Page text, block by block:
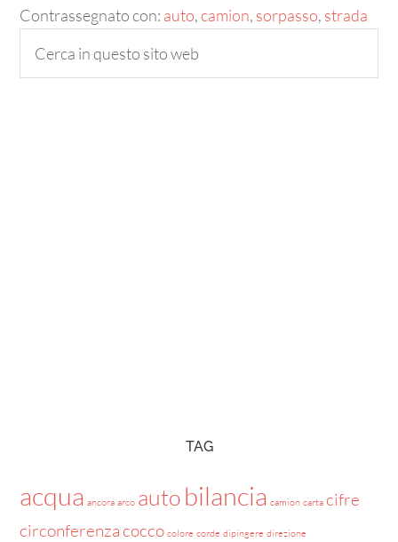
Contrassegnato con: auto,camion, sorpasso, strada
TAG
acqua ancora arco autobilancia camion carta cifre
circonferenzacocco colore corde dipingere direzione